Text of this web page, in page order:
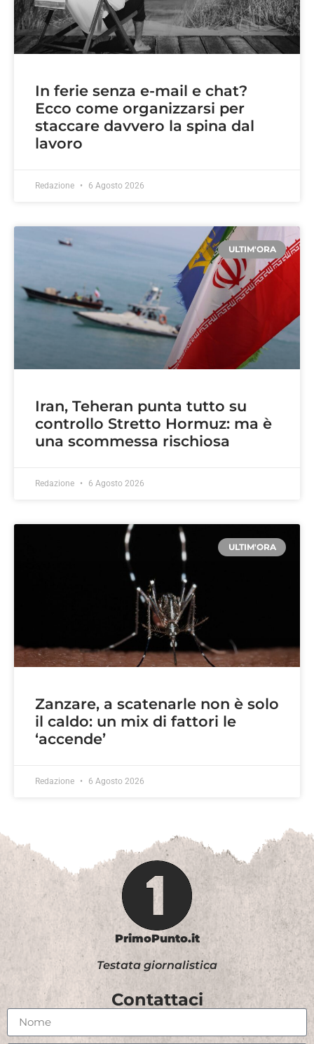
In ferie senza e-mail e chat?
Ecco come organizzarsi per
staccare davvero la spina dal
lavoro
Redazione 6 Agosto 2026
ULTIM'ORA
Iran, Teheran punta tutto su
controllo Stretto Hormuz: ma è
una scommessa rischiosa
Redazione 6 Agosto 2026
ULTIM'ORA
Zanzare, a scatenarle non è solo
il caldo: un mix di fattori le
‘accende’
Redazione 6 Agosto 2026
PrimoPunto.it
Testata giornalistica
Contattaci